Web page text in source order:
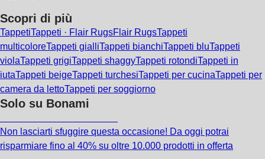
Scopri di più
TappetiTappeti · Flair RugsFlair RugsTappeti
multicoloreTappeti gialliTappeti bianchiTappeti bluTappeti
violaTappeti grigiTappeti shaggyTappeti rotondiTappeti in
iutaTappeti beigeTappeti turchesiTappeti per cucinaTappeti per
camera da lettoTappeti per soggiorno
Solo su Bonami
Non lasciarti sfuggire questa occasione! Da oggi potrai
risparmiare fino al 40% su oltre 10.000 prodotti in offerta